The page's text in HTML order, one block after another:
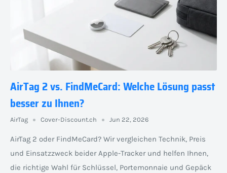
AirTag 2 vs. FindMeCard: Welche Lösung passt
besser zu Ihnen?
AirTag Cover-Discount.ch Jun 22, 2026
AirTag 2 oder FindMeCard? Wir vergleichen Technik, Preis
und Einsatzzweck beider Apple-Tracker und helfen Ihnen,
die richtige Wahl für Schlüssel, Portemonnaie und Gepäck